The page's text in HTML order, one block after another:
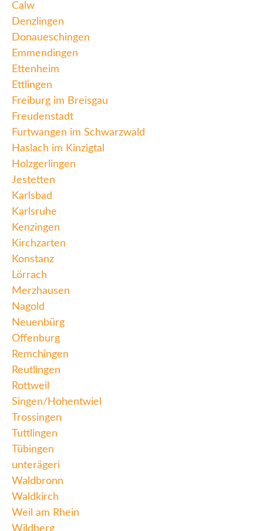
Calw
Denzlingen
Donaueschingen
Emmendingen
Ettenheim
Ettlingen
Freiburg im Breisgau
Freudenstadt
Furtwangen im Schwarzwald
Haslach im Kinzigtal
Holzgerlingen
Jestetten
Karlsbad
Karlsruhe
Kenzingen
Kirchzarten
Konstanz
Lörrach
Merzhausen
Nagold
Neuenbürg
Offenburg
Remchingen
Reutlingen
Rottweil
Singen/Hohentwiel
Trossingen
Tuttlingen
Tübingen
unterägeri
Waldbronn
Waldkirch
Weil am Rhein
Wildberg